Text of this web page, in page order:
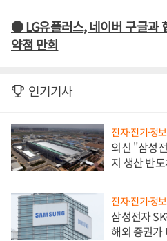
● LG유플러스, 네이버 구글과
약점 만회
인기기사
전자·전기·정
외신 "삼성
지 생산 반
전자·전기·정
삼성전자
해외 증권가